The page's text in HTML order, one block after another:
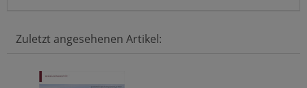
Zuletzt angesehenen Artikel: